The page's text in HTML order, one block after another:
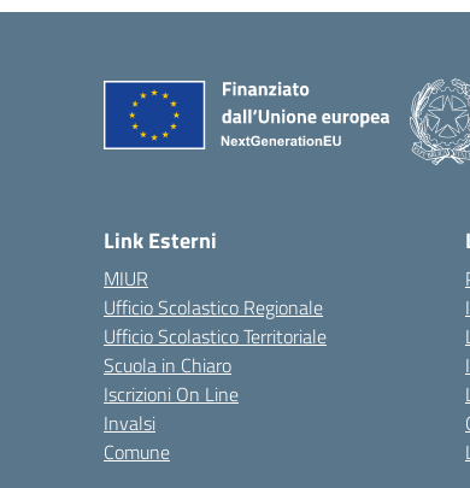
Link Esterni
MIUR
Ufficio Scolastico Regionale
Ufficio Scolastico Territoriale
Scuola in Chiaro
Iscrizioni On Line
Invalsi
Comune